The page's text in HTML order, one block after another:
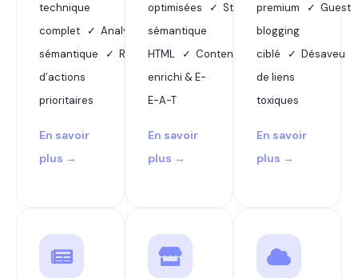
technique
complet ✓ Analyse
sémantique ✓ Rapport
d’actions
prioritaires
En savoir
plus →
optimisées ✓ Structure
sémantique
HTML ✓ Contenu
enrichi & E-
E-A-T
En savoir
plus →
premium ✓ Guest
blogging
ciblé ✓ Désaveu
de liens
toxiques
En savoir
plus →